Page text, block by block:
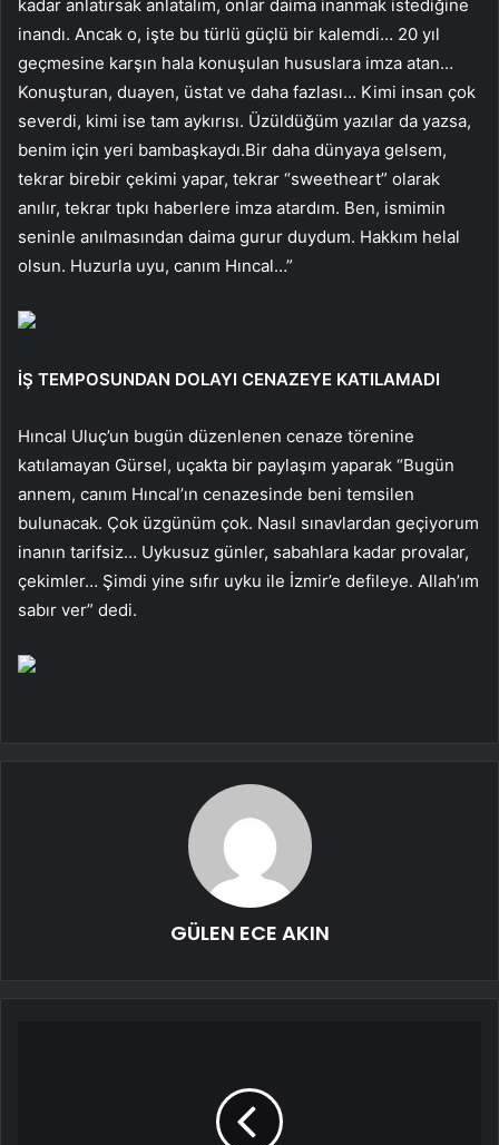
kadar anlatırsak anlatalım, onlar daima inanmak istediğine
inandı. Ancak o, işte bu türlü güçlü bir kalemdi… 20 yıl
geçmesine karşın hala konuşulan hususlara imza atan…
Konuşturan, duayen, üstat ve daha fazlası… Kimi insan çok
severdi, kimi ise tam aykırısı. Üzüldüğüm yazılar da yazsa,
benim için yeri bambaşkaydı.Bir daha dünyaya gelsem,
tekrar birebir çekimi yapar, tekrar “sweetheart” olarak
anılır, tekrar tıpkı haberlere imza atardım. Ben, ismimin
seninle anılmasından daima gurur duydum. Hakkım helal
olsun. Huzurla uyu, canım Hıncal…”
İŞ TEMPOSUNDAN DOLAYI CENAZEYE KATILAMADI
Hıncal Uluç’un bugün düzenlenen cenaze törenine
katılamayan Gürsel, uçakta bir paylaşım yaparak “Bugün
annem, canım Hıncal’ın cenazesinde beni temsilen
bulunacak. Çok üzgünüm çok. Nasıl sınavlardan geçiyorum
inanın tarifsiz… Uykusuz günler, sabahlara kadar provalar,
çekimler… Şimdi yine sıfır uyku ile İzmir’e defileye. Allah’ım
sabır ver” dedi.
GÜLEN ECE AKIN